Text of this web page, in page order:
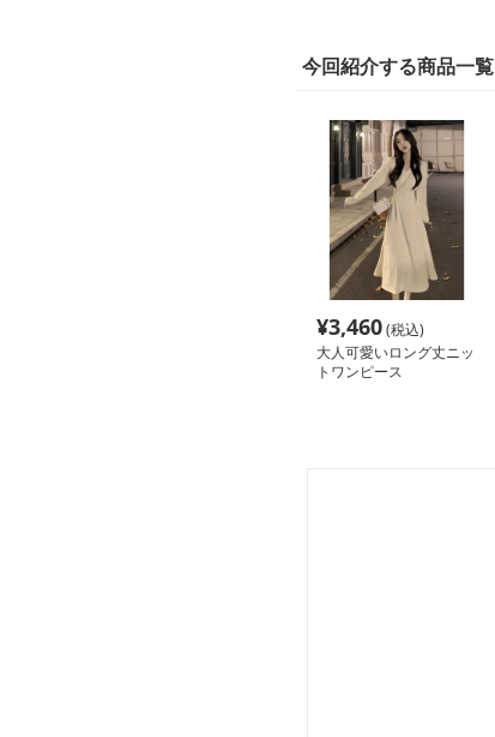
今回紹介する商品一覧
¥3,460(税込)
大人可愛いロング丈ニッ
トワンピース